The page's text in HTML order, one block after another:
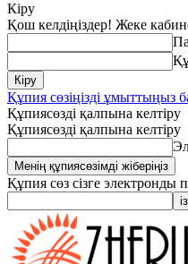
Кіру
Қош келдіңіздер! Жеке
Құпия сөзіңізді ұмыттыңыз
Құпиясөзді қалпына келтіру
Құпиясөзді қалпына келтіру
Құпия сөз сізге электронды